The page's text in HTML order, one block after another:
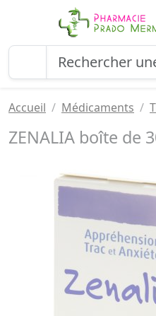
Accueil Médicaments
ZENALIA boîte de